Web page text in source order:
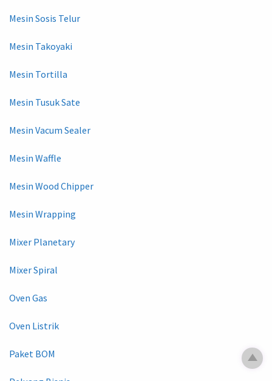
Mesin Sosis Telur
Mesin Takoyaki
Mesin Tortilla
Mesin Tusuk Sate
Mesin Vacum Sealer
Mesin Waffle
Mesin Wood Chipper
Mesin Wrapping
Mixer Planetary
Mixer Spiral
Oven Gas
Oven Listrik
Paket BOM